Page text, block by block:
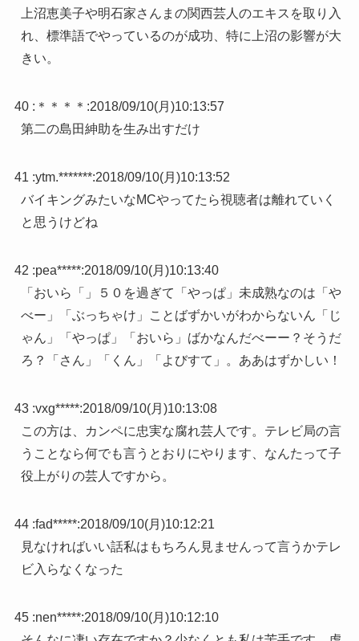
上沼恵美子や明石家さんまの関西芸人のエキスを取り入
れ、標準語でやっているのが成功、特に上沼の影響が大
きい。
40 : ＊＊＊＊ :2018/09/10(月)10:13:57
第二の島田紳助を生み出すだけ
41 :ytm.*******:2018/09/10(月)10:13:52
バイキングみたいなMCやってたら視聴者は離れていく
と思うけどね
42 :pea*****:2018/09/10(月)10:13:40
「おいら「」５０を過ぎて「やっぱ」未成熟なのは「や
べー」「ぶっちゃけ」ことばずかいがわからないん「じ
ゃん」「やっぱ」「おいら」ばかなんだべーー？そうだ
ろ？「さん」「くん」「よびすて」。ああはずかしい！
43 :vxg*****:2018/09/10(月)10:13:08
この方は、カンペに忠実な腐れ芸人です。テレビ局の言
うことなら何でも言うとおりにやります、なんたって子
役上がりの芸人ですから。
44 :fad*****:2018/09/10(月)10:12:21
見なければいい話私はもちろん見ませんって言うかテレ
ビ入らなくなった
45 :nen*****:2018/09/10(月)10:12:10